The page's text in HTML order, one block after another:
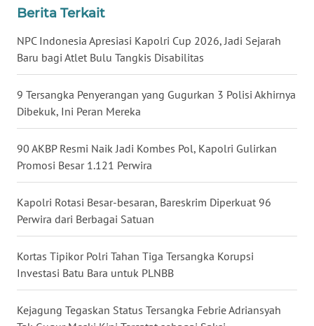
Berita Terkait
NPC Indonesia Apresiasi Kapolri Cup 2026, Jadi Sejarah
Baru bagi Atlet Bulu Tangkis Disabilitas
9 Tersangka Penyerangan yang Gugurkan 3 Polisi Akhirnya
Dibekuk, Ini Peran Mereka
90 AKBP Resmi Naik Jadi Kombes Pol, Kapolri Gulirkan
Promosi Besar 1.121 Perwira
Kapolri Rotasi Besar-besaran, Bareskrim Diperkuat 96
Perwira dari Berbagai Satuan
Kortas Tipikor Polri Tahan Tiga Tersangka Korupsi
Investasi Batu Bara untuk PLNBB
Kejagung Tegaskan Status Tersangka Febrie Adriansyah
SULSEL
WN
GORONTALO
WN
SULUT
WN
MALUKU
WN
MALUT
WN
DAIRI
WN
DANAU